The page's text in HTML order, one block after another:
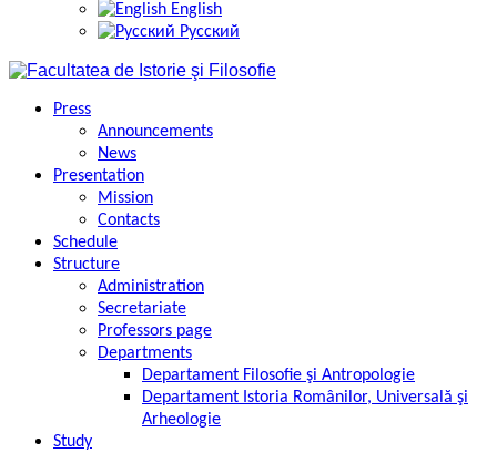
English
Русский
Press
Announcements
News
Presentation
Mission
Contacts
Schedule
Structure
Administration
Secretariate
Professors page
Departments
Departament Filosofie şi Antropologie
Departament Istoria Românilor, Universală şi
Arheologie
Study